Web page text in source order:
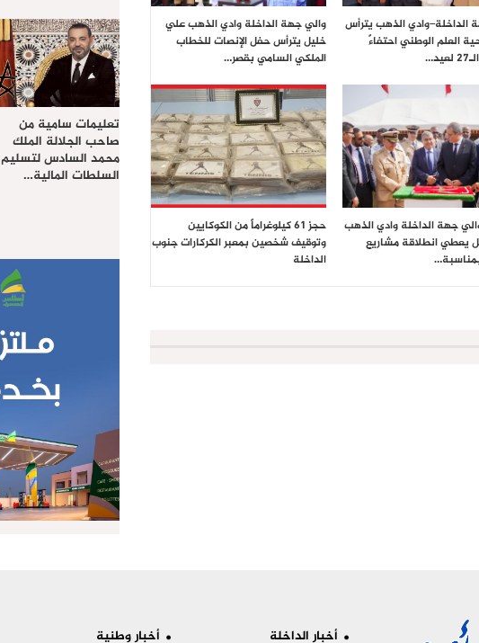
الداخلة–وادي الذهب يترأس
العلم الوطني احتفاءً
والي جهة الداخلة وادي الذهب علي
خليل يترأس حفل الإنصات للخطاب
الملكي السامي بقصر…
جهة الداخلة وادي الذهب
يعطي انطلاقة مشاريع
حجز 61 كيلوغراماً من الكوكايين
وتوقيف شخصين بمعبر الكركارات جنوب
الداخلة
تعليمات سامية من
صاحب الجلالة الملك
محمد السادس لتسليم
السلطات المالية…
أخبار الداخلة أخبار وطنية